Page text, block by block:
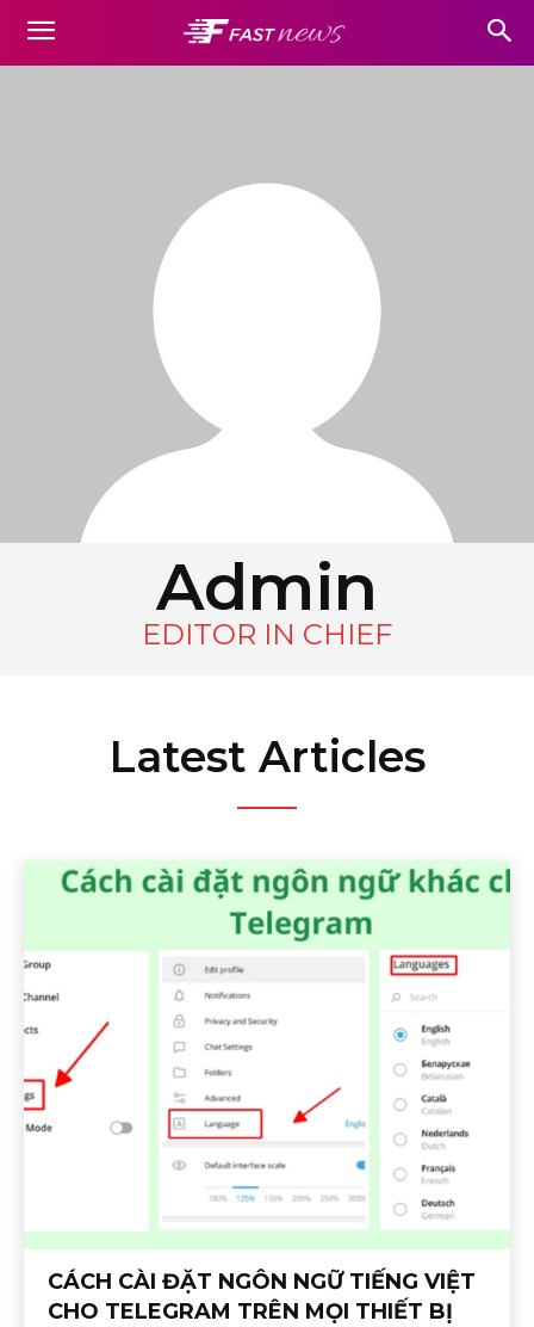
Admin
EDITOR IN CHIEF
Latest Articles
CÁCH CÀI ĐẶT NGÔN NGỮ TIẾNG VIỆT
CHO TELEGRAM TRÊN MỌI THIẾT BỊ